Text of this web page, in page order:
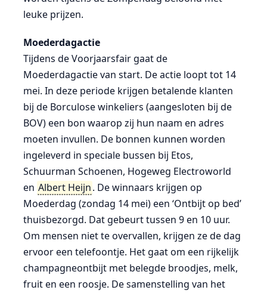
leuke prijzen.
Moederdagactie
Tijdens de Voorjaarsfair gaat de
Moederdagactie van start. De actie loopt tot 14
mei. In deze periode krijgen betalende klanten
bij de Borculose winkeliers (aangesloten bij de
BOV) een bon waarop zij hun naam en adres
moeten invullen. De bonnen kunnen worden
ingeleverd in speciale bussen bij Etos,
Schuurman Schoenen, Hogeweg Electroworld
en Albert Heijn. De winnaars krijgen op
Moederdag (zondag 14 mei) een ‘Ontbijt op bed’
thuisbezorgd. Dat gebeurt tussen 9 en 10 uur.
Om mensen niet te overvallen, krijgen ze de dag
ervoor een telefoontje. Het gaat om een rijkelijk
champagneontbijt met belegde broodjes, melk,
fruit en een roosje. De samenstelling van het